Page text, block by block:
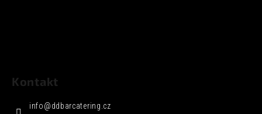
Kontakt
info@ddbarcatering.cz